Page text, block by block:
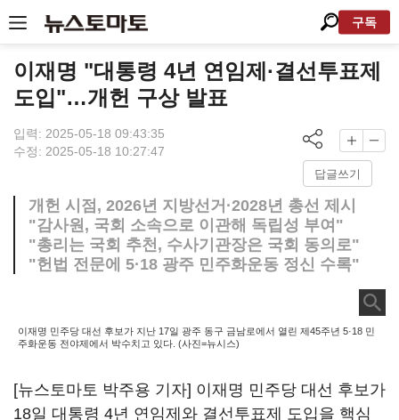
구독
이재명 "대통령 4년 연임제·결선투표제
도입"…개헌 구상 발표
입력: 2025-05-18 09:43:35
수정: 2025-05-18 10:27:47
답글쓰기
개헌 시점, 2026년 지방선거·2028년 총선 제시
"감사원, 국회 소속으로 이관해 독립성 부여"
"총리는 국회 추천, 수사기관장은 국회 동의로"
"헌법 전문에 5·18 광주 민주화운동 정신 수록"
이재명 민주당 대선 후보가 지난 17일 광주 동구 금남로에서 열린 제45주년 5·18 민
주화운동 전야제에서 박수치고 있다. (사진=뉴시스)
[뉴스토마토 박주용 기자] 이재명 민주당 대선 후보가
18일 대통령 4년 연임제와 결선투표제 도입을 핵심